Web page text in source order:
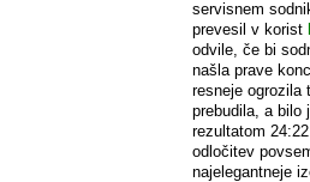
servisnem
prevesil v korist
odvile, če bi
našla prave
resneje ogrozila
prebudila, a bilo
rezultatom
odločitev
najelegantneje